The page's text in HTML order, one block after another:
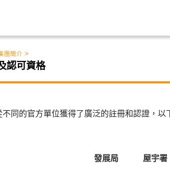
團簡介 >
認可資格
不同的官方單位獲得了廣泛的註冊和認證，以
發展局 屋宇署